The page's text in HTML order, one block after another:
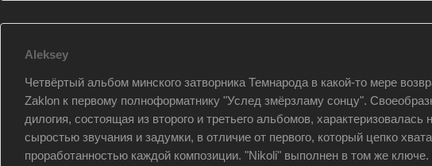
Aleksey
Четвёртый альбом минского затворника Темнарода в какой-то мере
Zaklon к первому полноформатнику "Услед змёрзламу сонцу".
дилогия, состоящая из второго и третьего альбомов, характеризовалась
сыростью звучания и задумки, в отличие от первого, который цепко
проработанностью каждой композиции. "Nikoli" выполнен в том же